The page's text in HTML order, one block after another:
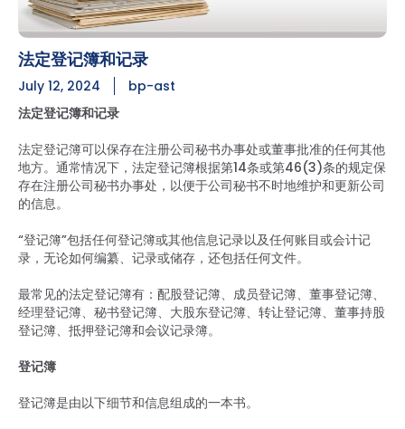
法定登记簿和记录
July 12, 2024
bp-ast
法定登记簿和记录
法定登记簿可以保存在注册公司秘书办事处或董事批准的任何其他
地方。通常情况下，法定登记簿根据第14条或第46(3)条的规定保
存在注册公司秘书办事处，以便于公司秘书不时地维护和更新公司
的信息。
“登记簿”包括任何登记簿或其他信息记录以及任何账目或会计记
录，无论如何编纂、记录或储存，还包括任何文件。
最常见的法定登记簿有：配股登记簿、成员登记簿、董事登记簿、
经理登记簿、秘书登记簿、大股东登记簿、转让登记簿、董事持股
登记簿、抵押登记簿和会议记录簿。
登记簿
登记簿是由以下细节和信息组成的一本书。